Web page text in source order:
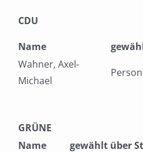
CDU
Name
Wahner, Axel-
Michael
GRÜNE
Name
gewählt über